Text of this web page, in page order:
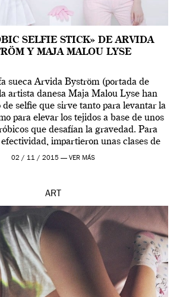
SELFIE STICK» DE ARVIDA
Y MAJA MALOU LYSE
sueca Arvida Byström (portada de
artista danesa Maja Malou Lyse han
de selfie que sirve tanto para levantar la
para elevar los tejidos a base de unos
que desafían la gravedad. Para
impartieron unas clases de
prueba en el Tate […]
02 / 11 / 2015 — VER MÁS
ART